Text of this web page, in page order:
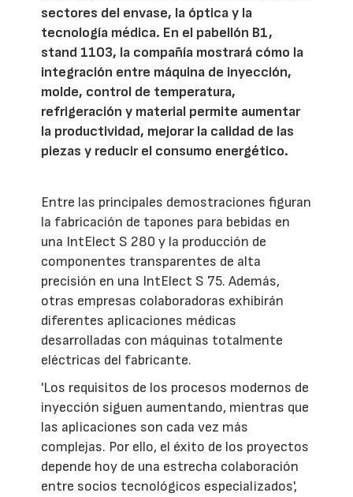
sectores del envase, la óptica y la
tecnología médica. En el pabellón B1,
stand 1103, la compañía mostrará cómo la
integración entre máquina de inyección,
molde, control de temperatura,
refrigeración y material permite aumentar
la productividad, mejorar la calidad de las
piezas y reducir el consumo energético.
Entre las principales demostraciones figuran
la fabricación de tapones para bebidas en
una IntElect S 280 y la producción de
componentes transparentes de alta
precisión en una IntElect S 75. Además,
otras empresas colaboradoras exhibirán
diferentes aplicaciones médicas
desarrolladas con máquinas totalmente
eléctricas del fabricante.
'Los requisitos de los procesos modernos de
inyección siguen aumentando, mientras que
las aplicaciones son cada vez más
complejas. Por ello, el éxito de los proyectos
depende hoy de una estrecha colaboración
entre socios tecnológicos especializados',